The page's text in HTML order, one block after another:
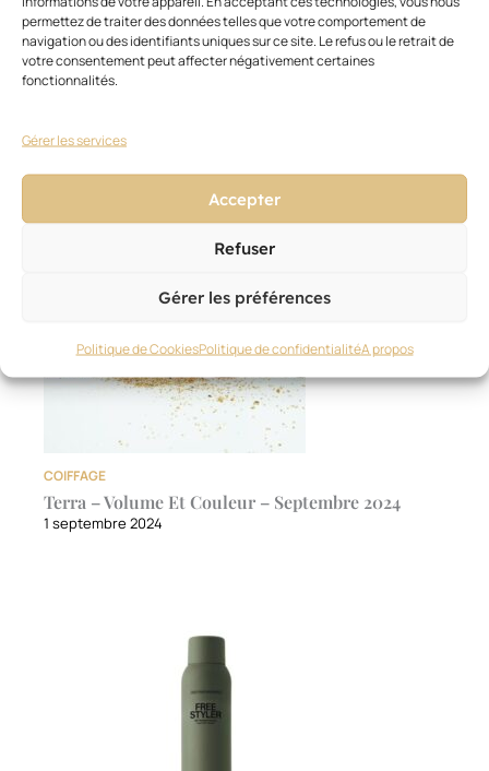
permettez de traiter des données telles que votre comportement de
navigation ou des identifiants uniques sur ce site. Le refus ou le retrait de
votre consentement peut affecter négativement certaines
fonctionnalités.
Gérer les services
Accepter
Refuser
Gérer les préférences
Politique de CookiesPolitique de confidentialitéA propos
Keune et Romee Strijd
30 juin 2026
COIFFAGE
Terra – Volume Et Couleur – Septembre 2024
1 septembre 2024